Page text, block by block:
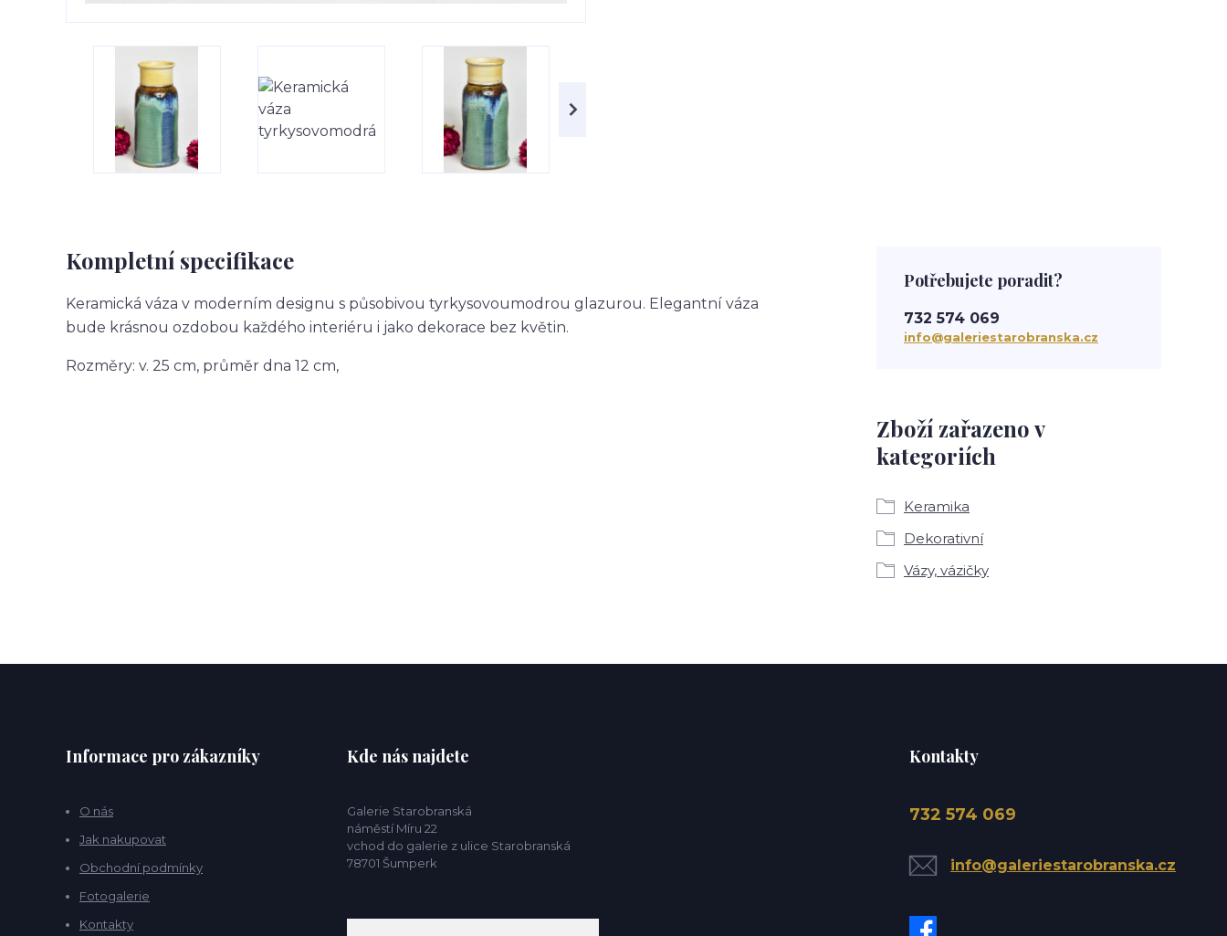
Kompletní specifikace
Keramická váza v moderním designu s působivou tyrkysovoumodrou glazurou. Elegantní váza
bude krásnou ozdobou každého interiéru i jako dekorace bez květin.
Rozměry: v. 25 cm, průměr dna 12 cm,
Zboží zařazeno v
kategoriích
Keramika
Dekorativní
Vázy, vázičky
Potřebujete poradit?
732 574 069
info@galeriestarobranska.cz
Informace pro zákazníky
O nás
Jak nakupovat
Obchodní podmínky
Fotogalerie
Kontakty
Kde nás najdete
Galerie Starobranská
náměstí Míru 22
vchod do galerie z ulice Starobranská
78701 Šumperk
Kontakty
732 574 069
info@galeriestarobranska.cz